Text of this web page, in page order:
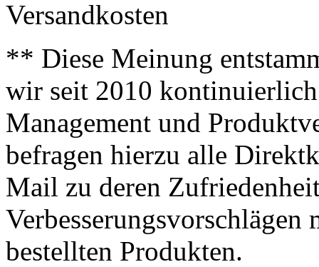
Versandkosten
** Diese Meinung
wir seit 2010
Management und
befragen hierzu alle
Mail zu deren
bestellten Produkten.